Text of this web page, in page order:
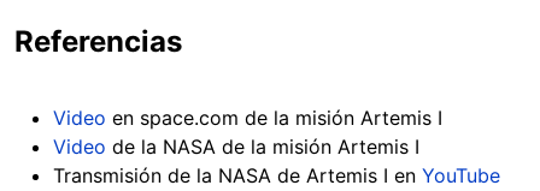
Referencias
Video en space.com de la misión Artemis I
Video de la NASA de la misión Artemis I
Transmisión de la NASA de Artemis I en YouTube